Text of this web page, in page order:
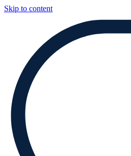
Skip to content